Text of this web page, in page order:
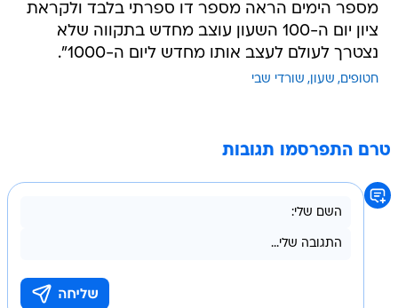
מספר הימים הראה מספר דו ספרתי בלבד ולקראת
ציון יום ה-100 השעון עוצב מחדש בתקווה שלא
נצטרך לעולם לעצב אותו מחדש ליום ה-1000".
חטופים שעון שורדי שבי
טרם התפרסמו תגובות